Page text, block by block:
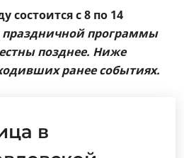
состоится с 8 по 14
праздничной программы
позднее. Ниже
ранее событиях.
в